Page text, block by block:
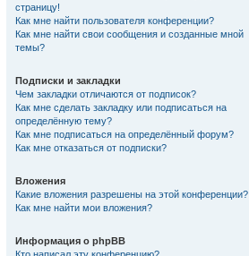
страницу!
Как мне найти пользователя конференции?
Как мне найти свои сообщения и созданные мной
темы?
Подписки и закладки
Чем закладки отличаются от подписок?
Как мне сделать закладку или подписаться на
определённую тему?
Как мне подписаться на определённый форум?
Как мне отказаться от подписки?
Вложения
Какие вложения разрешены на этой конференции?
Как мне найти мои вложения?
Информация о phpBB